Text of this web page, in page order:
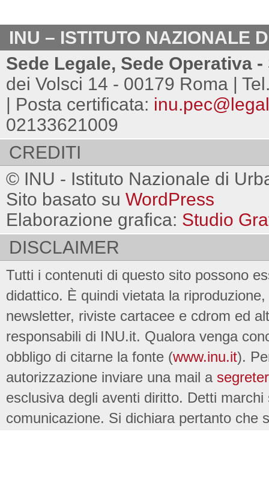
INU – ISTITUTO NAZIONALE
Sede Legale, Sede Operativa
dei Volsci 14 - 00179 Roma |
| Posta certificata:
02133621009
CREDITI
© INU - Istituto Nazionale di
Sito basato su WordPress
Elaborazione grafica: Studio
DISCLAIMER
Tutti i contenuti di questo sito possono
didattico. È quindi vietata la
newsletter, riviste cartacee e cdrom ed
responsabili di INU.it. Qualora venga
obbligo di citarne la fonte (www.inu.it).
autorizzazione inviare una mail a
esclusiva degli aventi diritto. Detti
comunicazione. Si dichiara pertanto che